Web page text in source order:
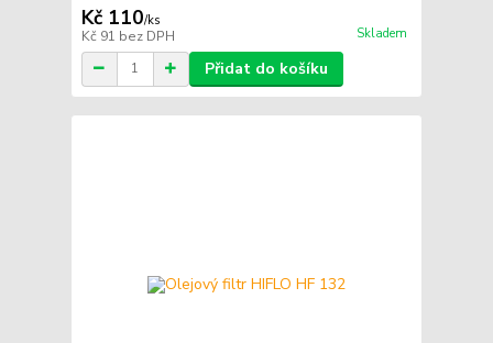
Kč 110/ks
Kč 91 bez DPH Skladem
Přidat do košíku